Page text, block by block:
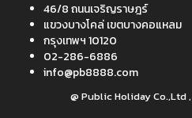
46/8 ถนนเจริญราษฎร์
แขวงบางโคล่ เขตบางคอแหลม
กรุงเทพฯ 10120
02-286-6886
info@pb8888.com
@ Public Holiday